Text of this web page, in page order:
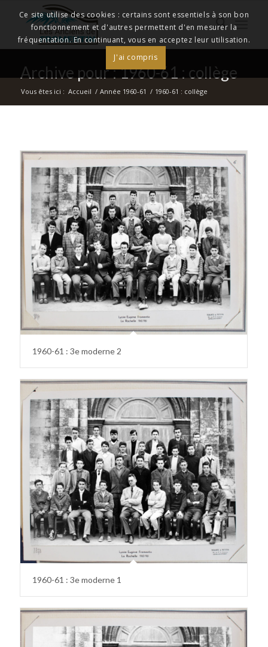
Archive pour : 1960-61 : collège
Vous êtes ici : Accueil / Année 1960-61 / 1960-61 : collège
1960-61 : 3e moderne 2
1960-61 : 3e moderne 1
Ce site utilise des cookies : certains sont essentiels à son bon
fonctionnement et d'autres permettent d'en mesurer la
fréquentation. En continuant, vous en acceptez leur utilisation.
J'ai compris